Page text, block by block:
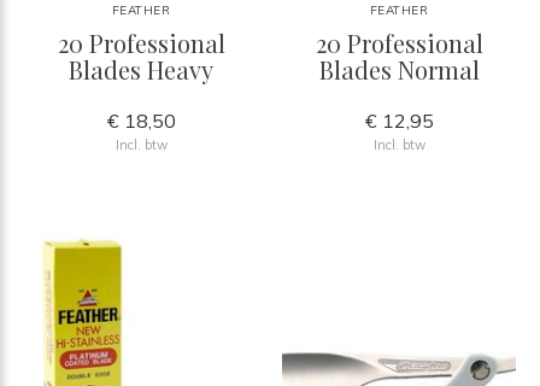
FEATHER
20 Professional
Blades Heavy
€ 18,50
Incl. btw
FEATHER
20 Professional
Blades Normal
€ 12,95
Incl. btw